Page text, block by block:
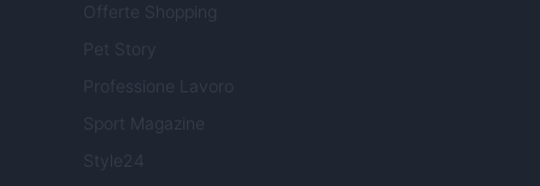
Offerte Shopping
Pet Story
Professione Lavoro
Sport Magazine
Style24